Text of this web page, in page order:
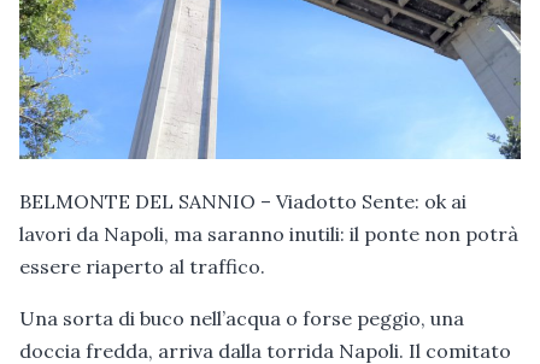
BELMONTE DEL SANNIO – Viadotto Sente: ok ai
lavori da Napoli, ma saranno inutili: il ponte non potrà
essere riaperto al traffico.
Una sorta di buco nell’acqua o forse peggio, una
doccia fredda, arriva dalla torrida Napoli. Il comitato